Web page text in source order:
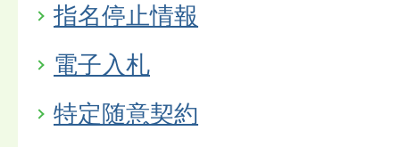
指名停止情報
電子入札
特定随意契約